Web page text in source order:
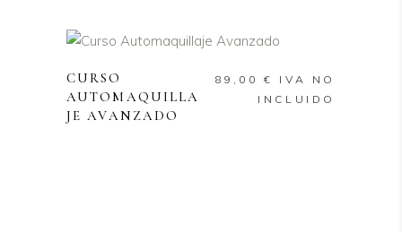
CURSO
AUTOMAQUILLA
JE AVANZADO
89,00€
IVA NO
INCLUIDO